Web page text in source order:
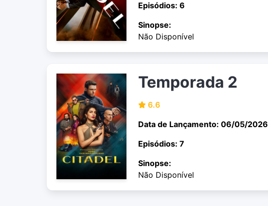
Episódios: 6
Sinopse:
Não Disponível
Temporada 2
6.6
Data de Lançamento: 06/05/2026
Episódios: 7
Sinopse:
Não Disponível